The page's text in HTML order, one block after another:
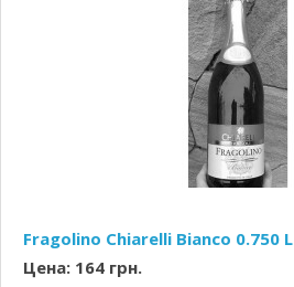
Fragolino Chiarelli Bianco 0.750 L
Цена: 164 грн.